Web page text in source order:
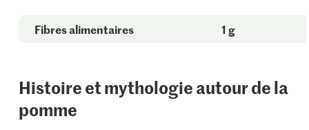
Fibres alimentaires 1 g
Histoire et mythologie autour de la
pomme